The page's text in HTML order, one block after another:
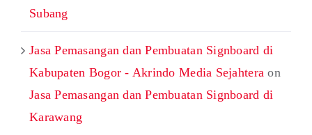
Subang
Jasa Pemasangan dan Pembuatan Signboard di
Kabupaten Bogor - Akrindo Media Sejahtera on
Jasa Pemasangan dan Pembuatan Signboard di
Karawang